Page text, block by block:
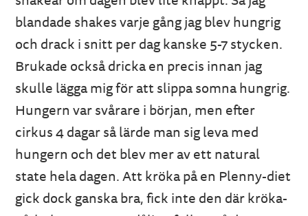
blandade shakes varje gång jag blev hungrig
och drack i snitt per dag kanske 5-7 stycken.
Brukade också dricka en precis innan jag
skulle lägga mig för att slippa somna hungrig.
Hungern var svårare i början, men efter
cirkus 4 dagar så lärde man sig leva med
hungern och det blev mer av ett natural
state hela dagen. Att kröka på en Plenny-diet
gick dock ganska bra, fick inte den där kröka-